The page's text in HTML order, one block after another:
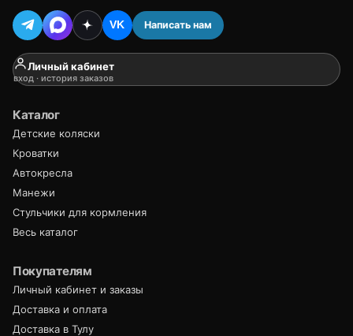
VK Написать нам
Личный кабинет
вход · история заказов
Каталог
Детские коляски
Кроватки
Автокресла
Манежи
Стульчики для кормления
Весь каталог
Покупателям
Личный кабинет и заказы
Доставка и оплата
Доставка в Тулу